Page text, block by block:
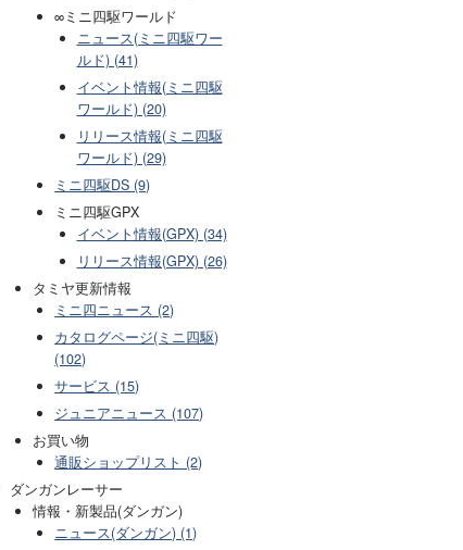
∞ミニ四駆ワールド
ニュース(ミニ四駆ワー
ルド) (41)
イベント情報(ミニ四駆
ワールド) (20)
リリース情報(ミニ四駆
ワールド) (29)
ミニ四駆DS (9)
ミニ四駆GPX
イベント情報(GPX) (34)
リリース情報(GPX) (26)
タミヤ更新情報
ミニ四ニュース (2)
カタログページ(ミニ四駆)
(102)
サービス (15)
ジュニアニュース (107)
お買い物
通販ショップリスト (2)
ダンガンレーサー
情報・新製品(ダンガン)
ニュース(ダンガン) (1)